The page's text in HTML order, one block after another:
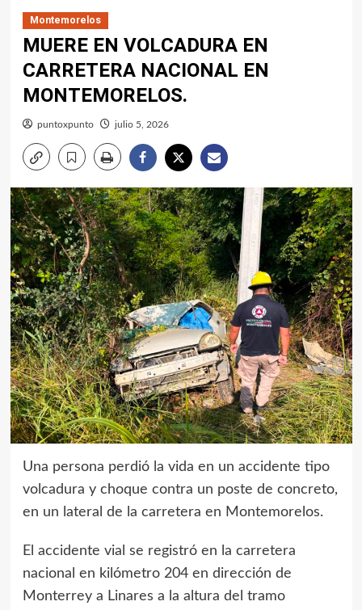
Montemorelos
MUERE EN VOLCADURA EN
CARRETERA NACIONAL EN
MONTEMORELOS.
puntoxpunto julio 5, 2026
Una persona perdió la vida en un accidente tipo
volcadura y choque contra un poste de concreto,
en un lateral de la carretera en Montemorelos.
El accidente vial se registró en la carretera
nacional en kilómetro 204 en dirección de
Monterrey a Linares a la altura del tramo